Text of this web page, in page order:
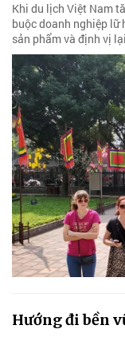
Khi du lịch Việt Nam
buộc doanh nghiệp lữ
sản phẩm và định vị
Hướng đi bền